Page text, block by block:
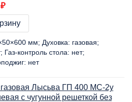
мм Духовка: газовая
Газ-контроль стола: нет
нет
Лысьва ГП 400 МС-2у
с чугунной решеткой без